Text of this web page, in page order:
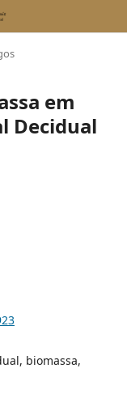
em
Decidual
biomassa,